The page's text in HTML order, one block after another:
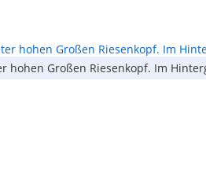
hohen Großen Riesenkopf. Im